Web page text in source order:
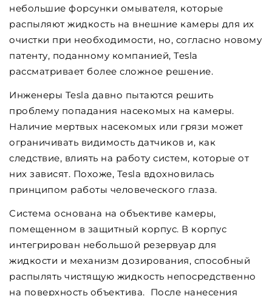
небольшие форсунки омывателя, которые
распыляют жидкость на внешние камеры для их
очистки при необходимости, но, согласно новому
патенту, поданному компанией, Tesla
рассматривает более сложное решение.
Инженеры Tesla давно пытаются решить
проблему попадания насекомых на камеры.
Наличие мертвых насекомых или грязи может
ограничивать видимость датчиков и, как
следствие, влиять на работу систем, которые от
них зависят. Похоже, Tesla вдохновилась
принципом работы человеческого глаза.
Система основана на объективе камеры,
помещенном в защитный корпус. В корпус
интегрирован небольшой резервуар для
жидкости и механизм дозирования, способный
распылять чистящую жидкость непосредственно
на поверхность объектива. После нанесения